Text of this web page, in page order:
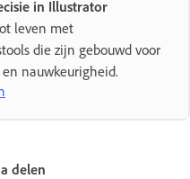
in Illustrator
leven met
die zijn gebouwd voor
nauwkeurigheid.
delen